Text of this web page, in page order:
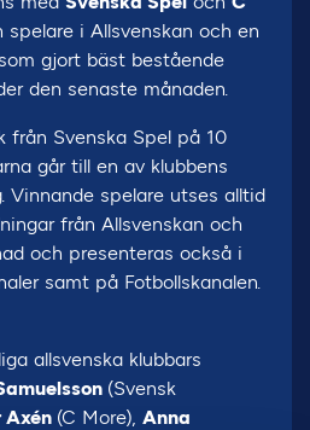
spelare i Allsvenskan och en
gjort bäst bestående
den senaste månaden.
från Svenska Spel på 10
går till en av klubbens
Vinnande spelare utses alltid
från Allsvenskan och
och presenteras också i
samt på Fotbollskanalen.
allsvenska klubbars
(Svensk
Axén (C More), Anna